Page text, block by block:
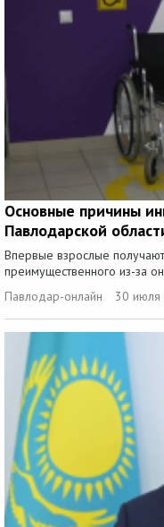
Основные причины
Павлодарской
Впервые взрослые
преимущественного из-за
Павлодар-онлайн
30 июля